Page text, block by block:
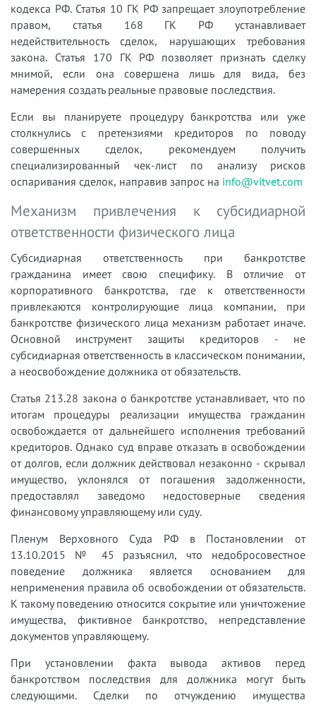
кодекса РФ. Статья 10 ГК РФ запрещает злоупотребление
правом, статья 168 ГК РФ устанавливает
недействительность сделок, нарушающих требования
закона. Статья 170 ГК РФ позволяет признать сделку
мнимой, если она совершена лишь для вида, без
намерения создать реальные правовые последствия.
Если вы планируете процедуру банкротства или уже
столкнулись с претензиями кредиторов по поводу
совершенных сделок, рекомендуем получить
специализированный чек-лист по анализу рисков
оспаривания сделок, направив запрос на info@vitvet.com
Механизм привлечения к субсидиарной
ответственности физического лица
Субсидиарная ответственность при банкротстве
гражданина имеет свою специфику. В отличие от
корпоративного банкротства, где к ответственности
привлекаются контролирующие лица компании, при
банкротстве физического лица механизм работает иначе.
Основной инструмент защиты кредиторов - не
субсидиарная ответственность в классическом понимании,
а неосвобождение должника от обязательств.
Статья 213.28 закона о банкротстве устанавливает, что по
итогам процедуры реализации имущества гражданин
освобождается от дальнейшего исполнения требований
кредиторов. Однако суд вправе отказать в освобождении
от долгов, если должник действовал незаконно - скрывал
имущество, уклонялся от погашения задолженности,
предоставлял заведомо недостоверные сведения
финансовому управляющему или суду.
Пленум Верховного Суда РФ в Постановлении от
13.10.2015 № 45 разъяснил, что недобросовестное
поведение должника является основанием для
неприменения правила об освобождении от обязательств.
К такому поведению относится сокрытие или уничтожение
имущества, фиктивное банкротство, непредставление
документов управляющему.
При установлении факта вывода активов перед
банкротством последствия для должника могут быть
следующими. Сделки по отчуждению имущества